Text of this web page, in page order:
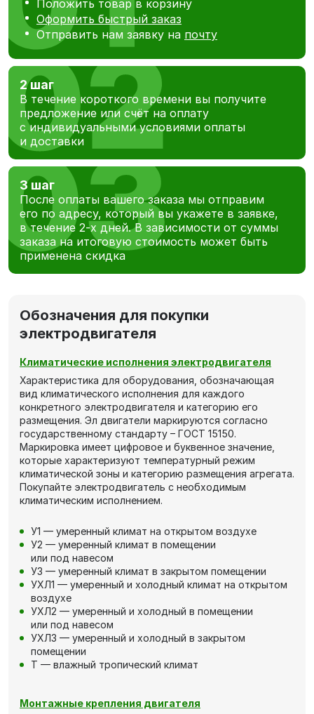
Положить товар в корзину
Оформить быстрый заказ
Отправить нам заявку на почту
2 шаг
В течение короткого времени вы получите
предложение или счёт на оплату
с индивидуальными условиями оплаты
и доставки
3 шаг
После оплаты вашего заказа мы отправим
его по адресу, который вы укажете в заявке,
в течение 2-х дней. В зависимости от суммы
заказа на итоговую стоимость может быть
применена скидка
Обозначения для покупки
электродвигателя
Климатические исполнения электродвигателя
Характеристика для оборудования, обозначающая
вид климатического исполнения для каждого
конкретного электродвигателя и категорию его
размещения. Эл двигатели маркируются согласно
государственному стандарту – ГОСТ 15150.
Маркировка имеет цифровое и буквенное значение,
которые характеризуют температурный режим
климатической зоны и категорию размещения агрегата.
Покупайте электродвигатель с необходимым
климатическим исполнением.
У1 — умеренный климат на открытом воздухе
У2 — умеренный климат в помещении
или под навесом
У3 — умеренный климат в закрытом помещении
УХЛ1 — умеренный и холодный климат на открытом
воздухе
УХЛ2 — умеренный и холодный в помещении
или под навесом
УХЛ3 — умеренный и холодный в закрытом
помещении
Т — влажный тропический климат
Монтажные крепления двигателя